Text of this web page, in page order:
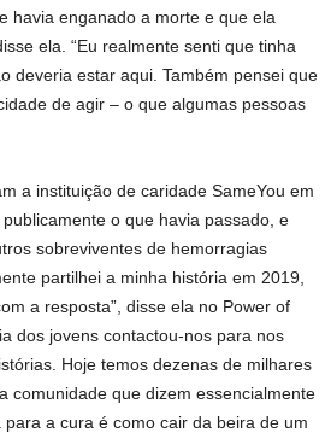
havia enganado a morte e que ela
ela. “Eu realmente senti que tinha
deveria estar aqui. Também pensei que
de agir – o que algumas pessoas
a instituição de caridade SameYou em
o que havia passado, e
sobreviventes de hemorragias
partilhei a minha história em 2019,
a resposta”, disse ela no Power of
dos jovens contactou-nos para nos
Hoje temos dezenas de milhares
comunidade que dizem essencialmente
a cura é como cair da beira de um